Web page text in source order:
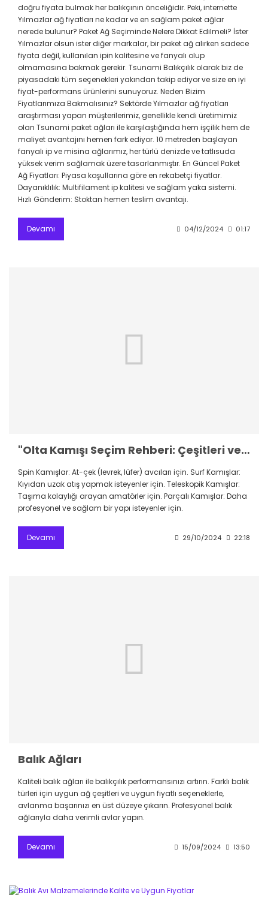
doğru fiyata bulmak her balıkçının önceliğidir. Peki, internette
Yılmazlar ağ fiyatları ne kadar ve en sağlam paket ağlar
nerede bulunur? Paket Ağ Seçiminde Nelere Dikkat Edilmeli? İster
Yılmazlar olsun ister diğer markalar, bir paket ağ alırken sadece
fiyata değil, kullanılan ipin kalitesine ve fanyalı olup
olmamasına bakmak gerekir. Tsunami Balıkçılık olarak biz de
piyasadaki tüm seçenekleri yakından takip ediyor ve size en iyi
fiyat-performans ürünlerini sunuyoruz. Neden Bizim
Fiyatlarımıza Bakmalısınız? Sektörde Yılmazlar ağ fiyatları
araştırması yapan müşterilerimiz, genellikle kendi üretimimiz
olan Tsunami paket ağları ile karşılaştığında hem işçilik hem de
maliyet avantajını hemen fark ediyor. 10 metreden başlayan
fanyalı ip ve misina ağlarımız, her türlü denizde ve tatlısuda
yüksek verim sağlamak üzere tasarlanmıştır. En Güncel Paket
Ağ Fiyatları: Piyasa koşullarına göre en rekabetçi fiyatlar.
Dayanıklılık: Multifilament ip kalitesi ve sağlam yaka sistemi.
Hızlı Gönderim: Stoktan hemen teslim avantajı.
Devamı 04/12/2024 01:17
"Olta Kamışı Seçim Rehberi: Çeşitleri ve Kullanım Alanları"
Spin Kamışlar: At-çek (levrek, lüfer) avcıları için. Surf Kamışlar:
Kıyıdan uzak atış yapmak isteyenler için. Teleskopik Kamışlar:
Taşıma kolaylığı arayan amatörler için. Parçalı Kamışlar: Daha
profesyonel ve sağlam bir yapı isteyenler için.
Devamı 29/10/2024 22:18
Balık Ağları
Kaliteli balık ağları ile balıkçılık performansınızı artırın. Farklı balık
türleri için uygun ağ çeşitleri ve uygun fiyatlı seçeneklerle,
avlanma başarınızı en üst düzeye çıkarın. Profesyonel balık
ağlarıyla daha verimli avlar yapın.
Devamı 15/09/2024 13:50